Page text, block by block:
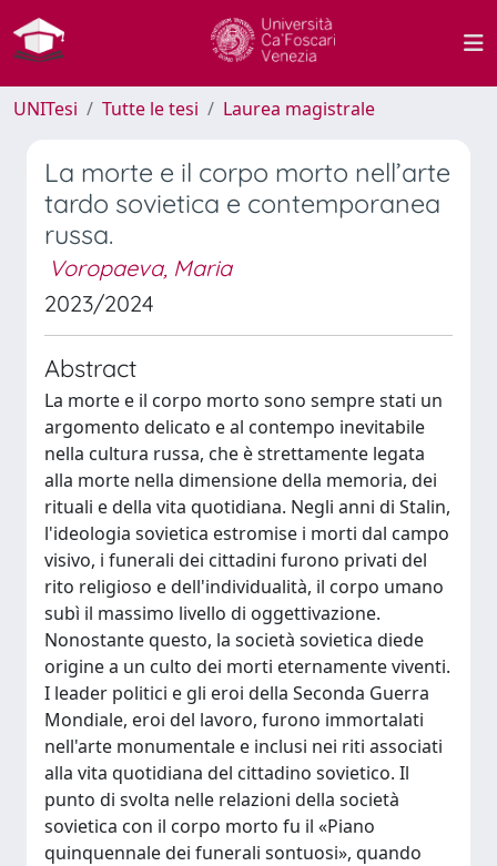
UNITesi Tutte le tesi Laurea magistrale
La morte e il corpo morto nell’arte
tardo sovietica e contemporanea
russa.
Voropaeva, Maria
2023/2024
Abstract
La morte e il corpo morto sono sempre stati un
argomento delicato e al contempo inevitabile
nella cultura russa, che è strettamente legata
alla morte nella dimensione della memoria, dei
rituali e della vita quotidiana. Negli anni di Stalin,
l'ideologia sovietica estromise i morti dal campo
visivo, i funerali dei cittadini furono privati del
rito religioso e dell'individualità, il corpo umano
subì il massimo livello di oggettivazione.
Nonostante questo, la società sovietica diede
origine a un culto dei morti eternamente viventi.
I leader politici e gli eroi della Seconda Guerra
Mondiale, eroi del lavoro, furono immortalati
nell'arte monumentale e inclusi nei riti associati
alla vita quotidiana del cittadino sovietico. Il
punto di svolta nelle relazioni della società
sovietica con il corpo morto fu il «Piano
quinquennale dei funerali sontuosi», quando